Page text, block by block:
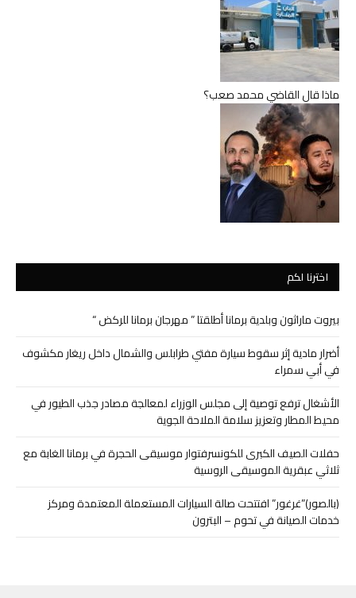
ماذا قال القاضي محمد صعب؟
اخترنا لكم
بيروت ماراثون وبلدية برمانا أطلقتا ” مهرجان برمانا للركض “
أضرار مادية إثر سقوط سيارة مفتي طرابلس والشمال داخل ريغار مكشوف
في أبي سمراء
الأشغال ترفع توصية إلى مجلس الوزراء لمعالجة مصادر جذب الطيور في
محيط المطار وتعزيز سلامة الملاحة الجوية
حفلات الصيف الكبرى للكونسرفتوار موسيقى الحجرة في برمانا الغابة مع
ثلاثي عبقرية الموسيقى الروسية
(بالصور)”غرغور” افتتحت صالة السيارات المستعملة المعتمدة ومركز
خدمات الصيانة في تحوم – البترون